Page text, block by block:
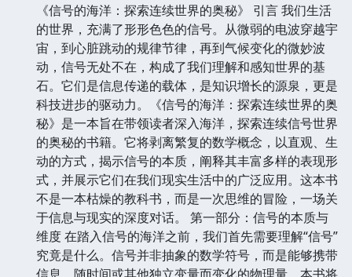
《信号的海洋：探索连续世界的奥秘》 引言 我们生活
的世界，充满了形形色色的信号。从微弱的电波穿越宇
宙，到心脏跳动的规律节律，再到气候变化的微妙波
动，信号无处不在，构成了我们理解和感知世界的基
石。它们是信息传递的载体，是知识增长的源泉，更是
科技进步的驱动力。《信号的海洋：探索连续世界的奥
秘》是一本旨在带领读者深入海洋，探索连续信号世界
的奥秘的书籍。它将剥离繁复的数学概念，以直观、生
动的方式，揭示信号的本质，阐释其丰富多样的表现形
式，并展示它们在我们现实生活中的广泛应用。这本书
不是一本枯燥的教科书，而是一次思维的冒险，一场关
于信息与现实的深度对话。 第一部分：信号的本质与
维度 在踏入信号的海洋之前，我们首先需要理解“信号”
究竟是什么。信号并非抽象的数学符号，而是能够携带